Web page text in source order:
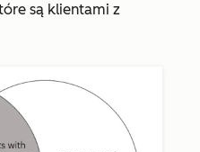
są klientami z